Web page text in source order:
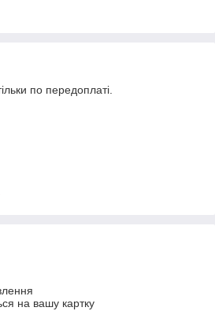
по передоплаті.
на вашу картку